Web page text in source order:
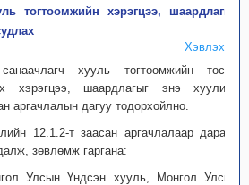
тогтоомжийн хэрэгцээ, шаардлагыг
Хэвлэх
хууль тогтоомжийн төсөл
хэрэгцээ, шаардлагыг энэ хуулийн
аргачлалын дагуу тодорхойлно.
12.1.2-т заасан аргачлалаар дараах
зөвлөмж гаргана:
Улсын Үндсэн хууль, Монгол Улсын